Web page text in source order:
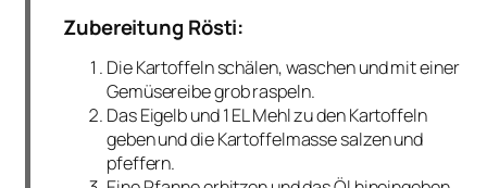
Zubereitung Rösti:
Die Kartoffeln schälen, waschen und mit einer
Gemüsereibe grob raspeln.
Das Eigelb und 1 EL Mehl zu den Kartoffeln
geben und die Kartoffelmasse salzen und
pfeffern.